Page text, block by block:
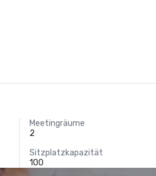
Meetingräume
2
Sitzplatzkapazität
100